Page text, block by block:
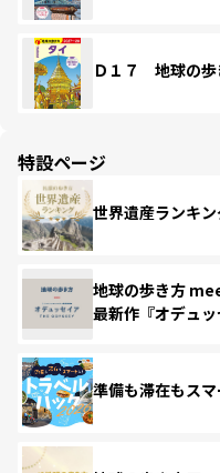
Ｄ１７ 地球の
特設ページ
世界遺産ランキ
地球の歩き方
最新作『オデュッ
準備も滞在もス